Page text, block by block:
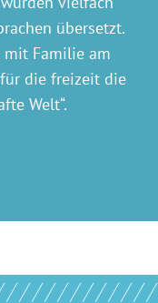
übersetzt.
Familie am
die freizeit die
Welt“.